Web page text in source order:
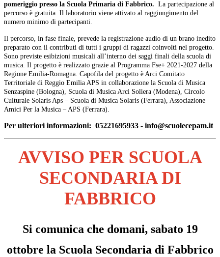
pomeriggio presso la Scuola Primaria di Fabbrico. La partecipazione al
percorso è gratuita. Il laboratorio viene attivato al raggiungimento del
numero minimo di partecipanti.
Il percorso, in fase finale, prevede la registrazione audio di un brano inedito
preparato con il contributi di tutti i gruppi di ragazzi coinvolti nel progetto.
Sono previste esibizioni musicali all’interno dei saggi finali della scuola di
musica. Il progetto è realizzato grazie al Programma Fse+ 2021-2027 della
Regione Emilia-Romagna. Capofila del progetto è Arci Comitato
Territoriale di Reggio Emilia APS in collaborazione la Scuola di Musica
Senzaspine (Bologna), Scuola di Musica Arci Soliera (Modena), Circolo
Culturale Solaris Aps – Scuola di Musica Solaris (Ferrara), Associazione
Amici Per la Musica – APS (Ferrara).
Per ulteriori informazioni: 05221695933 - info@scuolecepam.it
AVVISO PER SCUOLA
SECONDARIA DI
FABBRICO
Si comunica che domani, sabato 19
ottobre la Scuola Secondaria di Fabbrico